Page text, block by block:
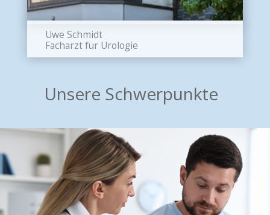
Uwe Schmidt
Facharzt für Urologie
Unsere Schwerpunkte